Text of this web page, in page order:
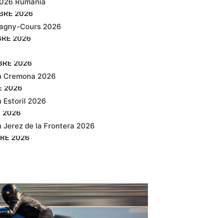
2026
Cours 2026
2026
2026
Cremona 2026
2026
Estoril 2026
2026
Jerez de la Frontera 2026
2026